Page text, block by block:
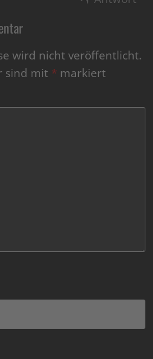
wird nicht veröffentlicht.
sind mit * markiert